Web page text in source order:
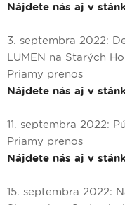
Nájdete nás aj v
3. septembra 2022:
LUMEN na Starých
Priamy prenos
Nájdete nás aj v
11. septembra 2022:
Priamy prenos
Nájdete nás aj v
15. septembra 2022: